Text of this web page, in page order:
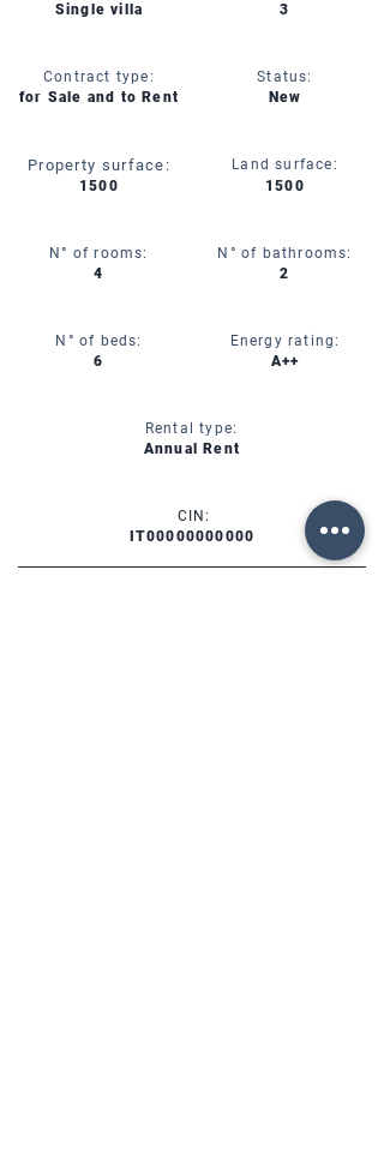
Single villa
Contract type:
for Sale and to Rent
Property surface:
1500
N° of rooms:
4
N° of beds:
6
3
Status:
New
Land surface:
1500
N° of bathrooms:
2
Energy rating:
A++
Rental type:
Annual Rent
CIN:
IT00000000000